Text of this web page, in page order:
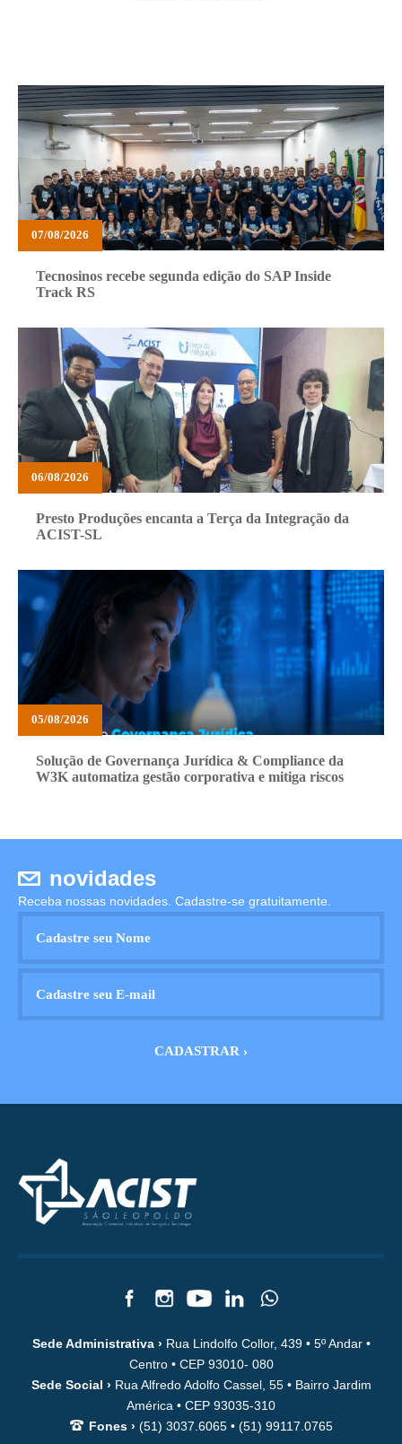
07/08/2026
Tecnosinos recebe segunda edição do SAP Inside
Track RS
06/08/2026
Presto Produções encanta a Terça da Integração da
ACIST-SL
05/08/2026
Solução de Governança Jurídica & Compliance da
W3K automatiza gestão corporativa e mitiga riscos
novidades
Receba nossas novidades. Cadastre-se gratuitamente.
Sede Administrativa › Rua Lindolfo Collor, 439 • 5º Andar •
Centro • CEP 93010- 080
Sede Social › Rua Alfredo Adolfo Cassel, 55 • Bairro Jardim
América • CEP 93035-310
Fones › (51) 3037.6065 • (51) 99117.0765